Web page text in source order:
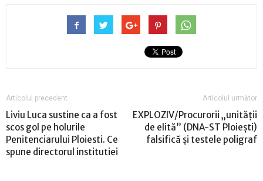
Articolul precedent
Liviu Luca sustine ca a fost
scos gol pe holurile
Penitenciarului Ploiesti. Ce
spune directorul institutiei
Articolul următor
EXPLOZIV/Procurorii „unităţii
de elită” (DNA-ST Ploiești)
falsifică și testele poligraf